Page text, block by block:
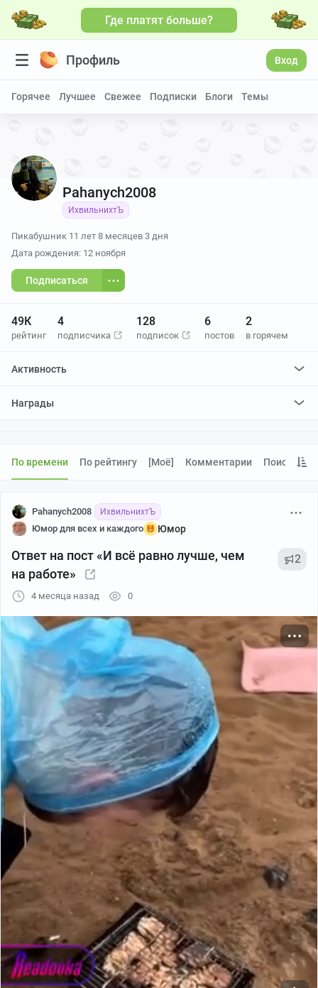
Где платят больше?
Профиль Вход
Горячее Лучшее Свежее Подписки Блоги Темы
Pahanych2008
ИхвильнихтЪ
Пикабушник 11 лет 8 месяцев 3 дня
Дата рождения: 12 ноября
Подписаться
49К
рейтинг
4
подписчика
128
подписок
6
постов
2
в горячем
Активность
отредактировал
Награды
По времени По рейтингу [моё] Комментарии Поиск
Pahanych2008 ИхвильнихтЪ
Юмор для всех и каждого Юмор
Ответ на пост «И всё равно лучше, чем
на работе»
2
4 месяца назад 0
Больше видео